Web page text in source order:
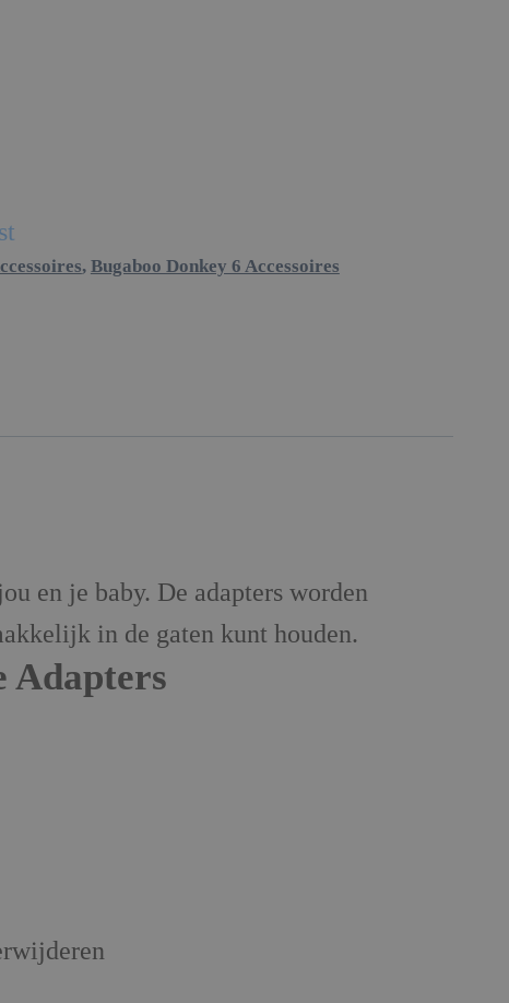
, Bugaboo Donkey 6 Accessoires
en je baby. De adapters worden
in de gaten kunt houden.
Adapters